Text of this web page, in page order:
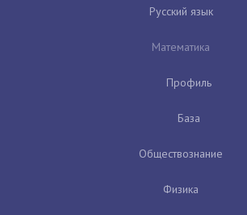
Русский язык
Математика
Профиль
База
Обществознание
Физика